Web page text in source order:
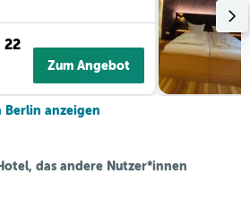
22
Zum Angebot
Berlin anzeigen
das andere Nutzer*innen